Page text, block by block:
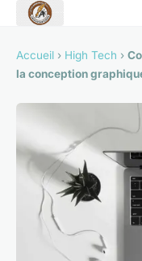
Accueil › High Tech ›
la conception